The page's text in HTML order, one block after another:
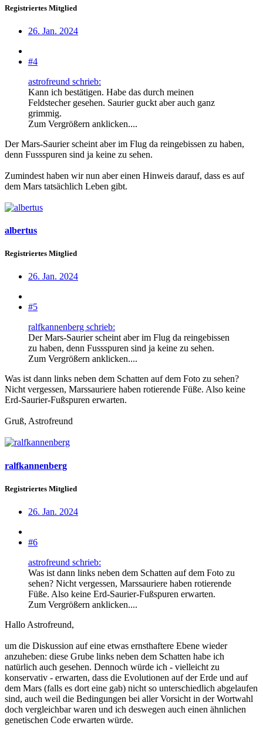
Registriertes Mitglied
26. Jan. 2024
#4
astrofreund schrieb:
Kann ich bestätigen. Habe das durch meinen
Feldstecher gesehen. Saurier guckt aber auch ganz
grimmig.
Zum Vergrößern anklicken....
Der Mars-Saurier scheint aber im Flug da reingebissen zu haben,
denn Fussspuren sind ja keine zu sehen.
Zumindest haben wir nun aber einen Hinweis darauf, dass es auf
dem Mars tatsächlich Leben gibt.
albertus
Registriertes Mitglied
26. Jan. 2024
#5
ralfkannenberg schrieb:
Der Mars-Saurier scheint aber im Flug da reingebissen
zu haben, denn Fussspuren sind ja keine zu sehen.
Zum Vergrößern anklicken....
Was ist dann links neben dem Schatten auf dem Foto zu sehen?
Nicht vergessen, Marssauriere haben rotierende Füße. Also keine
Erd-Saurier-Fußspuren erwarten.
Gruß, Astrofreund
ralfkannenberg
Registriertes Mitglied
26. Jan. 2024
#6
astrofreund schrieb:
Was ist dann links neben dem Schatten auf dem Foto zu
sehen? Nicht vergessen, Marssauriere haben rotierende
Füße. Also keine Erd-Saurier-Fußspuren erwarten.
Zum Vergrößern anklicken....
Hallo Astrofreund,
um die Diskussion auf eine etwas ernsthaftere Ebene wieder
anzuheben: diese Grube links neben dem Schatten habe ich
natürlich auch gesehen. Dennoch würde ich - vielleicht zu
konservativ - erwarten, dass die Evolutionen auf der Erde und auf
dem Mars (falls es dort eine gab) nicht so unterschiedlich abgelaufen
sind, auch weil die Bedingungen bei aller Vorsicht in der Wortwahl
doch vergleichbar waren und ich deswegen auch einen ähnlichen
genetischen Code erwarten würde.